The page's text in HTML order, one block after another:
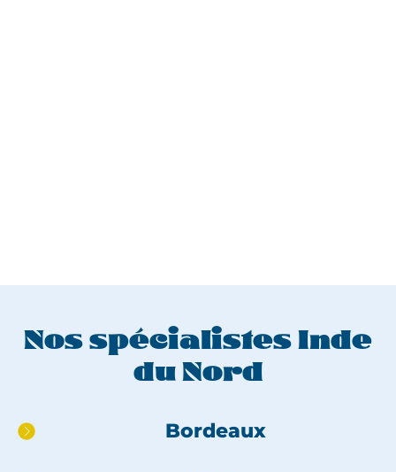
Nos spécialistes Inde
du Nord
Aller
directement
Bordeaux